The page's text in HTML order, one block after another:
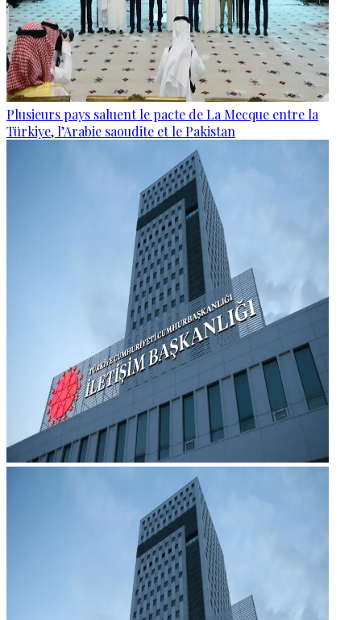
Plusieurs pays saluent le pacte de La Mecque entre la
Türkiye, l’Arabie saoudite et le Pakistan